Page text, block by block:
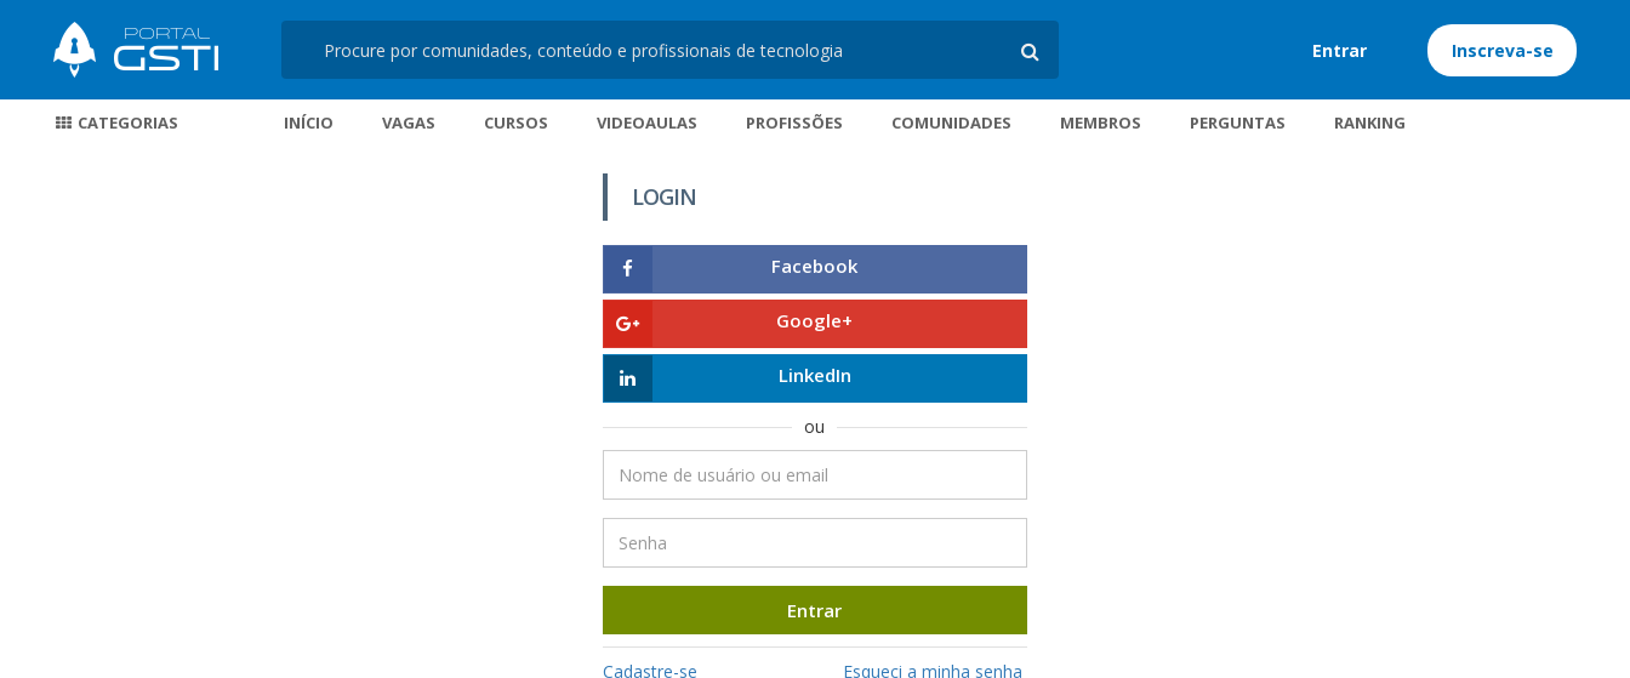
Entrar Inscreva-se
CATEGORIAS INÍCIO VAGAS CURSOS VIDEOAULAS PROFISSÕES COMUNIDADES MEMBROS PERGUNTAS RANKING
LOGIN
Facebook
Google+
LinkedIn
ou
Entrar
Cadastre-se Esqueci a minha senha